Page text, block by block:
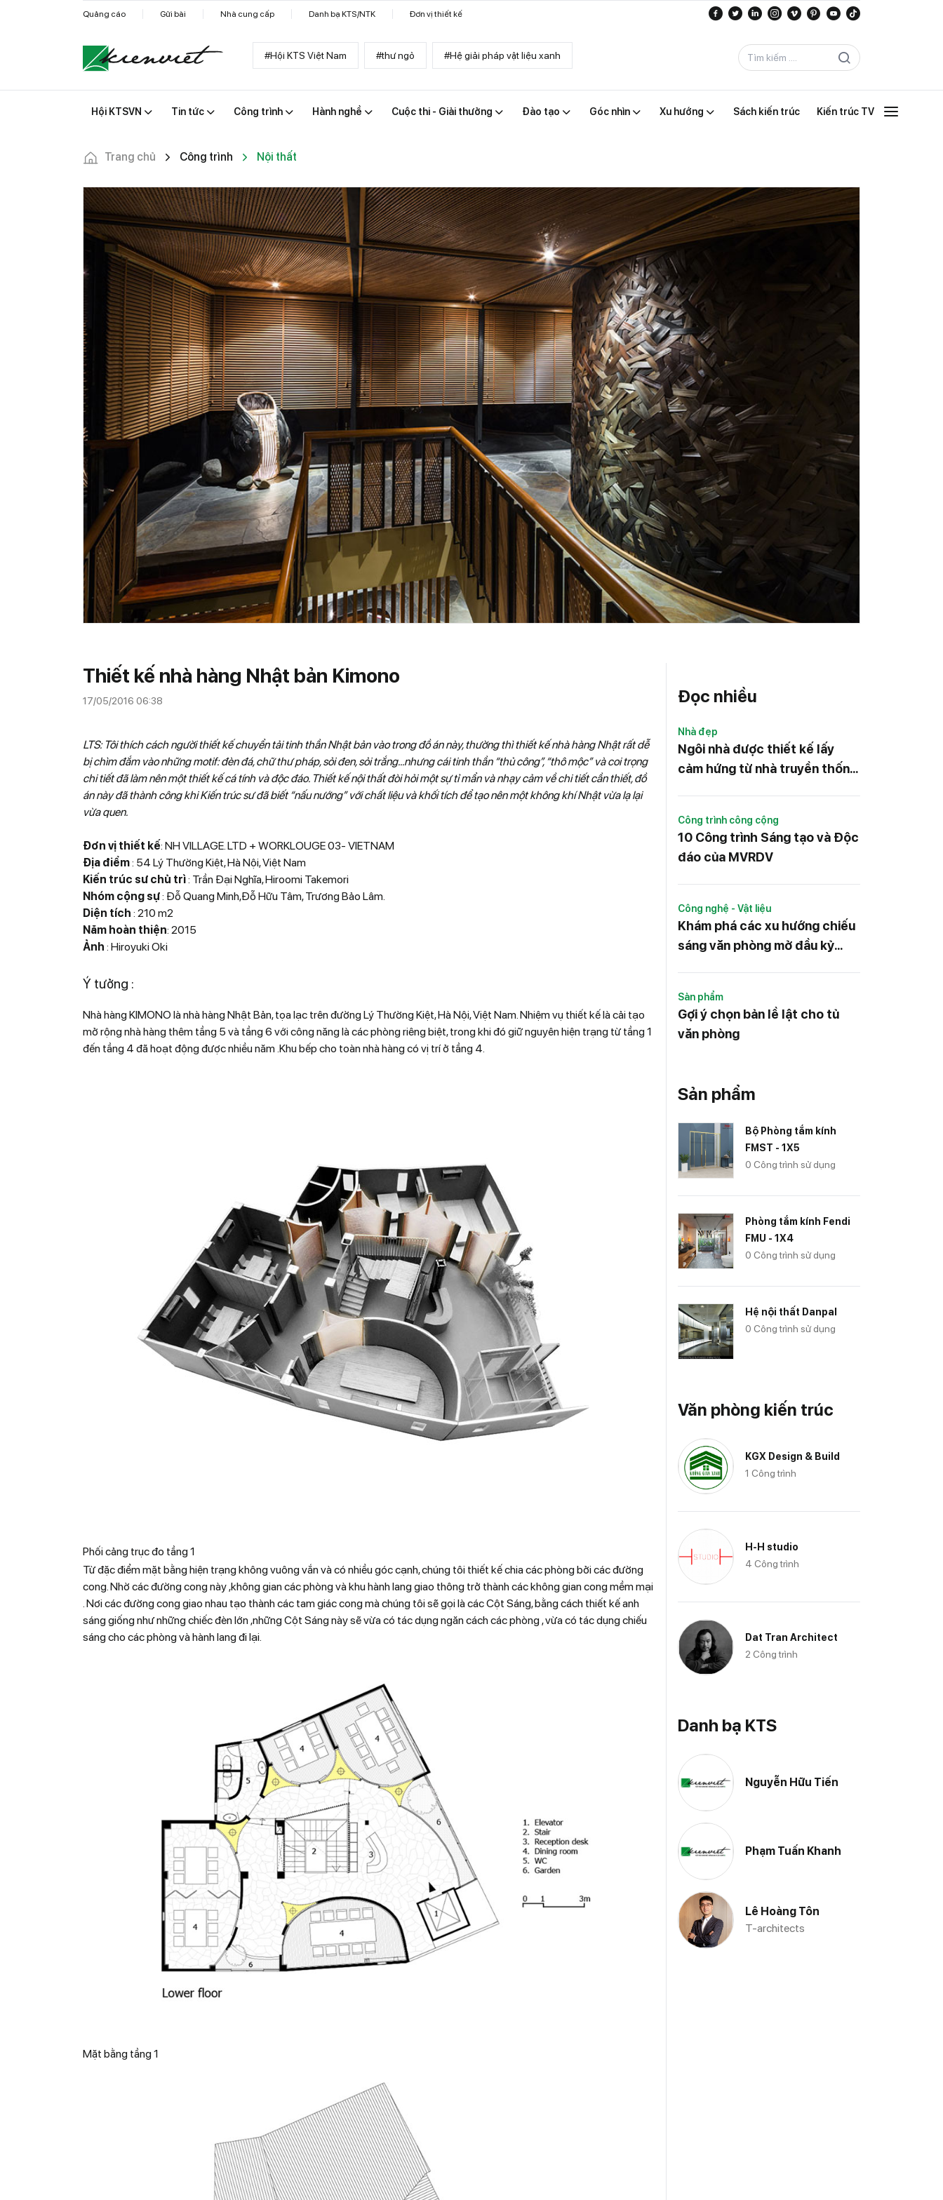
Quảng cáo Gửi bài Nhà cung cấp Danh bạ KTS/NTK Đơn vị thiết kế
#Hội KTS Việt Nam #thư ngỏ #Hệ giải pháp vật liệu xanh
Hội KTSVN Tin tức Công trình Hành nghề Cuộc thi - Giải thưởng Đào tạo Góc nhìn Xu hướng Sách kiến trúc Kiến trúc TV
Trang chủ Công trình Nội thất
Thiết kế nhà hàng Nhật bản Kimono
17/05/2016 06:38
LTS: Tôi thích cách người thiết kế chuyển tải tinh thần Nhật bản vào trong đồ án này, thường thì thiết kế nhà hàng Nhật rất dễ
bị chìm đắm vào những motif: đèn đá, chữ thư pháp, sỏi đen, sỏi trắng…nhưng cái tinh thần “thủ công”, “thô mộc” và coi trọng
chi tiết đã làm nên một thiết kế cá tính và độc đáo. Thiết kế nội thất đòi hỏi một sự tỉ mẩn và nhạy cảm về chi tiết cần thiết, đồ
án này đã thành công khi Kiến trúc sư đã biết “nấu nướng” với chất liệu và khối tích để tạo nên một không khí Nhật vừa lạ lại
vừa quen.
Đơn vị thiết kế: NH VILLAGE. LTD + WORKLOUGE 03- VIETNAM
Địa điểm: 54 Lý Thường Kiệt, Hà Nội, Việt Nam
Kiến trúc sư chủ trì: Trần Đại Nghĩa, Hiroomi Takemori
Nhóm cộng sự: Đỗ Quang Minh,Đỗ Hữu Tâm, Trương Bảo Lâm.
Diện tích : 210 m2
Năm hoàn thiện: 2015
Ảnh : Hiroyuki Oki
Ý tưởng :
Nhà hàng KIMONO là nhà hàng Nhật Bản, tọa lạc trên đường Lý Thường Kiệt, Hà Nội, Việt Nam. Nhiệm vụ thiết kế là cải tạo
mở rộng nhà hàng thêm tầng 5 và tầng 6 với công năng là các phòng riêng biệt, trong khi đó giữ nguyên hiện trạng từ tầng 1
đến tầng 4 đã hoạt động được nhiều năm .Khu bếp cho toàn nhà hàng có vị trí ở tầng 4.
Phối cảng trục đo tầng 1
Từ đặc điểm mặt bằng hiện trạng không vuông vắn và có nhiều góc cạnh, chúng tôi thiết kế chia các phòng bởi các đường
cong. Nhờ các đường cong này ,không gian các phòng và khu hành lang giao thông trở thành các không gian cong mềm mại
. Nơi các đường cong giao nhau tạo thành các tam giác cong mà chúng tôi sẽ gọi là các Cột Sáng, bằng cách thiết kế anh
sáng giống như những chiếc đèn lớn ,những Cột Sáng này sẽ vừa có tác dụng ngăn cách các phòng , vừa có tác dụng chiếu
sáng cho các phòng và hành lang đi lại.
Mặt bằng tầng 1
Đọc nhiều
Nhà đẹp
Ngôi nhà được thiết kế lấy
cảm hứng từ nhà truyền thống
Công trình công cộng
10 Công trình Sáng tạo và Độc
đáo của MVRDV
Công nghệ - Vật liệu
Khám phá các xu hướng chiếu
sáng văn phòng mở đầu kỷ
Sản phẩm
Gợi ý chọn bản lề lật cho tủ
văn phòng
Sản phẩm
Bộ Phòng tắm kính
FMST - 1X5
0 Công trình sử dụng
Phòng tắm kính Fendi
FMU - 1X4
0 Công trình sử dụng
Hệ nội thất Danpal
0 Công trình sử dụng
Văn phòng kiến trúc
KGX Design & Build
1 Công trình
H-H studio
4 Công trình
Dat Tran Architect
2 Công trình
Danh bạ KTS
Nguyễn Hữu Tiến
Phạm Tuấn Khanh
Lê Hoàng Tôn
T-architects